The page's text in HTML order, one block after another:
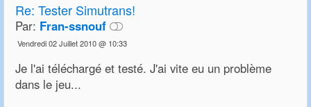
Re: Tester Simutrans!
Par: Fran-ssnouf
Vendredi 02 Juillet 2010 @ 10:33
Je l'ai téléchargé et testé. J'ai vite eu un problème
dans le jeu...